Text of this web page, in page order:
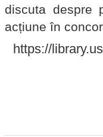
discuta despre
acțiune în
https://